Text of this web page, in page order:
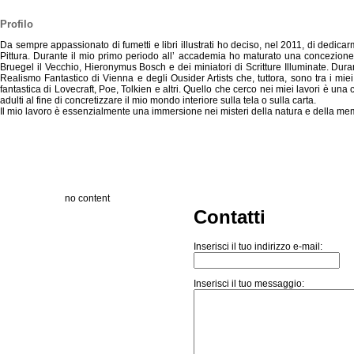
Profilo
Da sempre appassionato di fumetti e libri illustrati ho deciso, nel 2011, di
Pittura. Durante il mio primo periodo all’ accademia ho maturato una
Bruegel il Vecchio, Hieronymus Bosch e dei miniatori di Scritture Illuminate.
Realismo Fantastico di Vienna e degli Ousider Artists che, tuttora, sono tra i
fantastica di Lovecraft, Poe, Tolkien e altri. Quello che cerco nei miei lavori è
adulti al fine di concretizzare il mio mondo interiore sulla tela o sulla carta.
Il mio lavoro è essenzialmente una immersione nei misteri della natura e della
no content
Contatti
Inserisci il tuo indirizzo e-mail:
Inserisci il tuo messaggio: